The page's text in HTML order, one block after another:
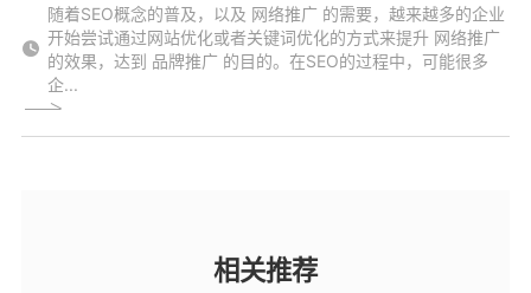
随着SEO概念的普及，以及 网络推广 的需要，越来越多的企业
开始尝试通过网站优化或者关键词优化的方式来提升 网络推广
的效果，达到 品牌推广 的目的。在SEO的过程中，可能很多
企...
相关推荐